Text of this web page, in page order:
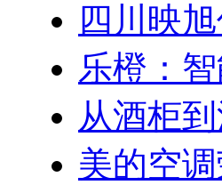
四川映
乐橙：
从酒柜
美的空